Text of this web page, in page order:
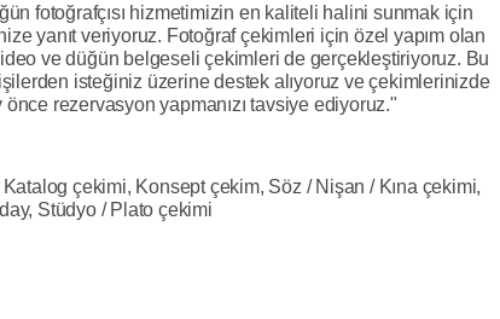
fotoğrafçısı hizmetimizin en kaliteli halini sunmak için
yanıt veriyoruz. Fotoğraf çekimleri için özel yapım olan
ve düğün belgeseli çekimleri de gerçekleştiriyoruz. Bu
isteğiniz üzerine destek alıyoruz ve çekimlerinizde
rezervasyon yapmanızı tavsiye ediyoruz."
çekimi, Konsept çekim, Söz / Nişan / Kına çekimi,
Stüdyo / Plato çekimi